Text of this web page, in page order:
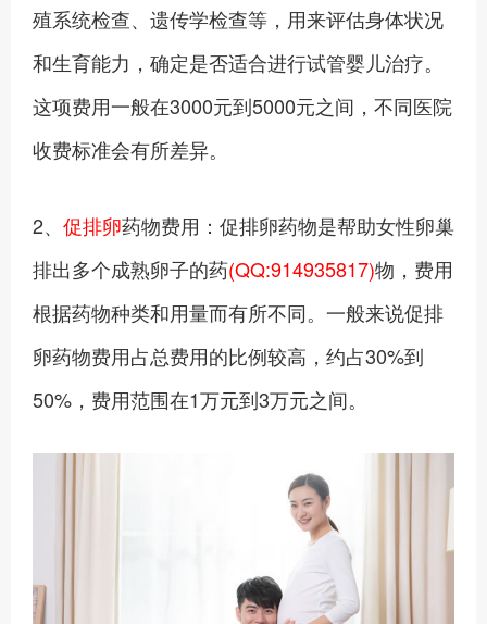
殖系统检查、遗传学检查等，用来评估身体状况
和生育能力，确定是否适合进行试管婴儿治疗。
这项费用一般在3000元到5000元之间，不同医院
收费标准会有所差异。
2、 促排卵药物费用：促排卵药物是帮助女性卵巢
排出多个成熟卵子的药(QQ:914935817)物，费用
根据药物种类和用量而有所不同。一般来说促排
卵药物费用占总费用的比例较高，约占30%到
50%，费用范围在1万元到3万元之间。